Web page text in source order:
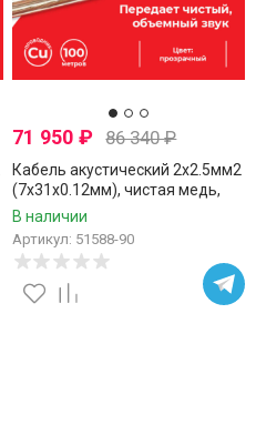
71 950₽ 86 340₽
Кабель акустический 2x2.5мм2
(7x31x0.12мм), чистая медь,
пластиковая катушка,
В наличии
Артикул: 51588-90